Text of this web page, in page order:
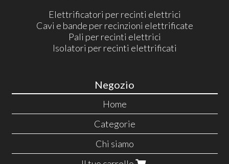
Elettrificatori per recinti elettrici
Cavi e bande per recinzioni elettrificate
Pali per recinti elettrici
Isolatori per recinti elettrificati
Negozio
Home
Categorie
Chi siamo